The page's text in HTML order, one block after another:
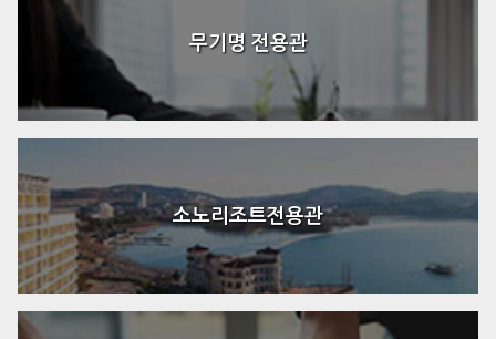
무기명 전용관
소노리조트전용관